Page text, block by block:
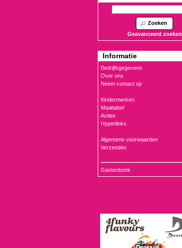
Zoeken
Geavanceerd zoeken
Informatie
Bedrijfsgegevens
Over ons
Neem contact op
Kindermerken
Maattabel
Acties
Hyperlinks
Algemene voorwaarden
Verzenden
Gastenboek